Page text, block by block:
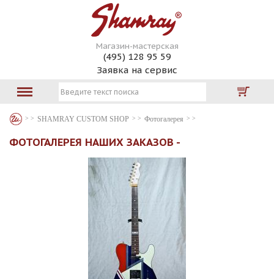
Магазин-мастерская
(495) 128 95 59
Заявка на сервис
SHAMRAY CUSTOM SHOP Фотогалерея
ФОТОГАЛЕРЕЯ НАШИХ ЗАКАЗОВ -